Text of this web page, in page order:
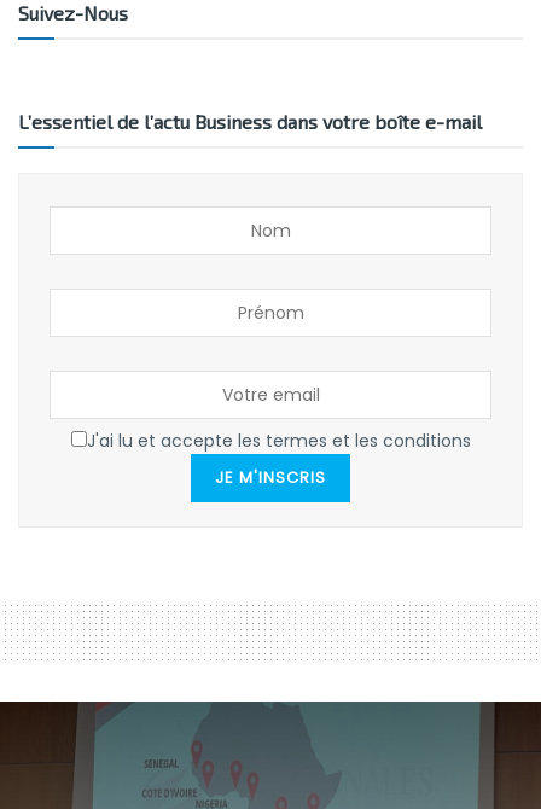
Suivez-Nous
L’essentiel de l’actu Business dans votre boîte e-mail
J'ai lu et accepte les termes et les conditions
JE M'INSCRIS